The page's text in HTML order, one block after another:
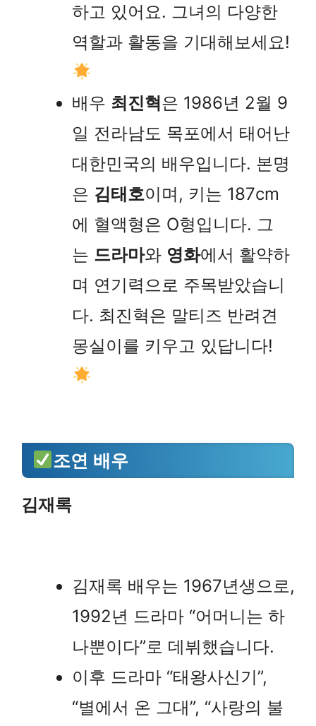
하고 있어요. 그녀의 다양한
역할과 활동을 기대해보세요!
배우 최진혁 은 1986년 2월 9
일 전라남도 목포에서 태어난
대한민국의 배우입니다. 본명
은 김태호이며, 키는 187cm
에 혈액형은 O형입니다. 그
는 드라마와 영화에서 활약하
며 연기력으로 주목받았습니
다. 최진혁은 말티즈 반려견
몽실이를 키우고 있답니다!
조연 배우
김재록
김재록 배우는 1967년생으로,
1992년 드라마 “어머니는 하
나뿐이다”로 데뷔했습니다.
이후 드라마 “태왕사신기”,
“별에서 온 그대”, “사랑의 불